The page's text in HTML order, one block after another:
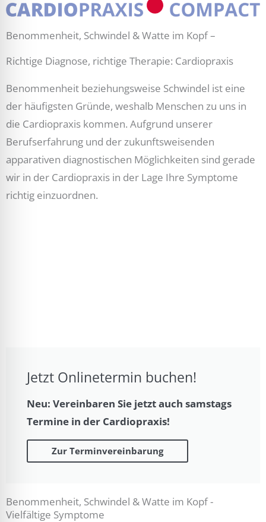
Benommenheit, Schwindel & Watte im Kopf –
Richtige Diagnose, richtige Therapie: Cardiopraxis
Benommenheit beziehungsweise Schwindel ist eine
der häufigsten Gründe, weshalb Menschen zu uns in
die Cardiopraxis kommen. Aufgrund unserer
Berufserfahrung und der zukunftsweisenden
apparativen diagnostischen Möglichkeiten sind gerade
wir in der Cardiopraxis in der Lage Ihre Symptome
richtig einzuordnen.
Jetzt Onlinetermin buchen!
Neu: Vereinbaren Sie jetzt auch samstags
Termine in der Cardiopraxis!
Zur Terminvereinbarung
Benommenheit, Schwindel & Watte im Kopf -
Vielfältige Symptome